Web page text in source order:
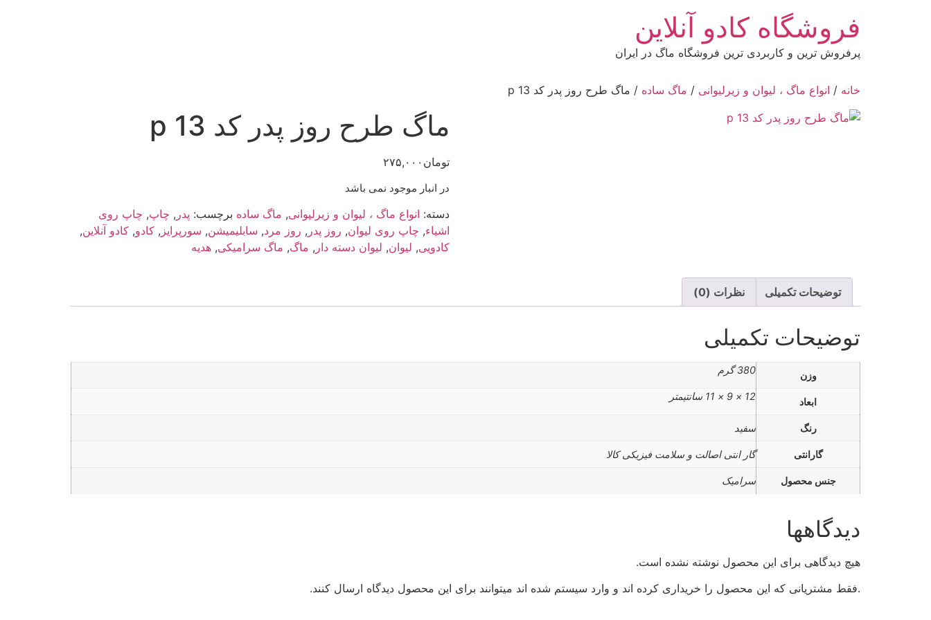
فروشگاه کادو آنلاین
پرفروش ترین و کاربردی ترین فروشگاه ماگ در ایران
خانه / انواع ماگ ، لیوان و زیرلیوانی / ماگ ساده / ماگ طرح روز پدر کد p 13
ماگ طرح روز پدر کد p 13
تومان ۲۷۵,۰۰۰
در انبار موجود نمی باشد
دسته: انواع ماگ ، لیوان و زیرلیوانی, ماگ ساده برچسب: پدر , چاپ, چاپ روی
اشیاء, چاپ روی لیوان, روز پدر , روز مرد, سابلیمیشن, سورپرایز , کادو, کادو آنلاین,
کادویی, لیوان, لیوان دسته دار , ماگ, ماگ سرامیکی, هدیه
توضیحات تکمیلی نظرات (0)
توضیحات تکمیلی
وزن 380 گرم
ابعاد 12 × 9 × 11 سانتیمتر
رنگ سفید
گارانتی گار انتی اصالت و سلامت فیزیکی کالا
جنس محصول سرامیک
دیدگاهها
هیچ دیدگاهی برای این محصول نوشته نشده است.
.فقط مشتریانی که این محصول را خریداری کرده اند و وارد سیستم شده اند میتوانند برای این محصول دیدگاه ارسال کنند.